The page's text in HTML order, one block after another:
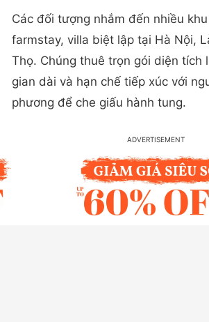
​Các đối tượng nhắm đến nhiều
farmstay, villa biệt lập tại Hà Nội,
Thọ. Chúng thuê trọn gói diện tích
gian dài và hạn chế tiếp xúc với
phương để che giấu hành tung.